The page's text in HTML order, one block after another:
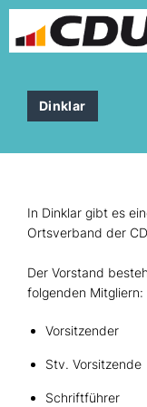
Dinklar
In Dinklar gibt es
Ortsverband der
Der Vorstand
folgenden Mitgliern:
Vorsitzender
Stv.
Schriftführer